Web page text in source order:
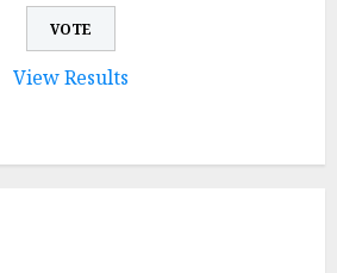
View Results